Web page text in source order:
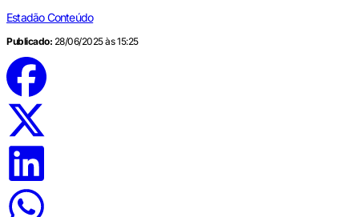
Estadão Conteúdo
Publicado: 28/06/2025 às 15:25